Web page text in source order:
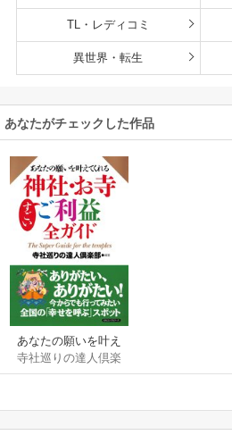
TL・レディコミ
異世界・転生
あなたがチェックした作品
あなたの願いを叶え
てくれる 神社・お寺
すごいご利益全ガイ
ズ）
寺社巡りの達人倶楽
部